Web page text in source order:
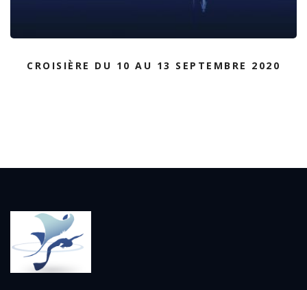
CROISIÈRE DU 10 AU 13 SEPTEMBRE 2020